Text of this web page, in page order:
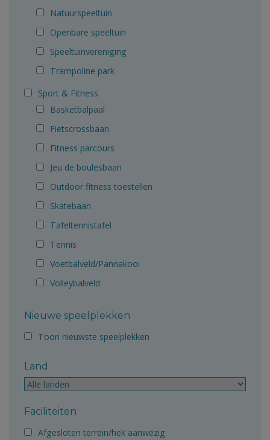
Natuurspeeltuin
Openbare speeltuin
Speeltuinvereniging
Trampoline park
Sport & Fitness
Basketbalpaal
Fietscrossbaan
Fitness parcours
Jeu de boulesbaan
Outdoor fitness toestellen
Skatebaan
Tafeltennistafel
Tennis
Voetbalveld/Pannakooi
Volleybalveld
Nieuwe speelplekken
Toon nieuwste speelplekken
Land
Faciliteiten
Afgesloten terrein/hek aanwezig